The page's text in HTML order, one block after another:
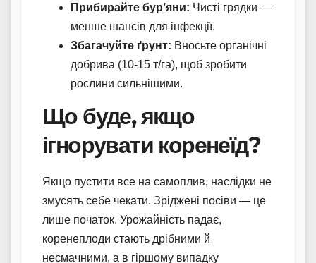
Прибирайте бур’яни: Чисті грядки —
менше шансів для інфекції.
Збагачуйте ґрунт: Вносьте органічні
добрива (10-15 т/га), щоб зробити
рослини сильнішими.
Що буде, якщо
ігнорувати коренеїд?
Якщо пустити все на самоплив, наслідки не
змусять себе чекати. Зріджені посіви — це
лише початок. Урожайність падає,
коренеплоди стають дрібними й
несмачними, а в гіршому випадку